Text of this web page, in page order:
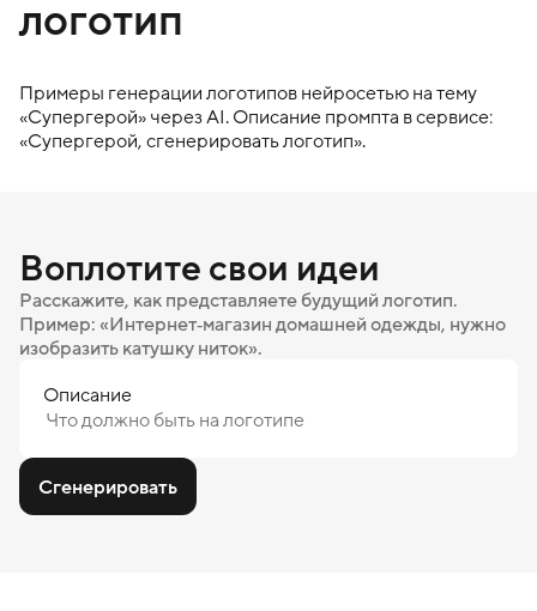
логотип
Примеры генерации логотипов нейросетью на тему
«Супергерой» через AI. Описание промпта в сервисе:
«Супергерой, сгенерировать логотип».
Воплотите свои идеи
Расскажите, как представляете будущий логотип.
Пример: «Интернет‑магазин домашней одежды, нужно
изобразить катушку ниток».
Описание
Сгенерировать